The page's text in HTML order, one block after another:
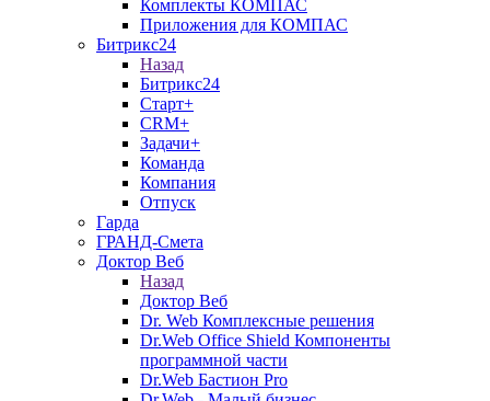
Комплекты КОМПАС
Приложения для КОМПАС
Битрикс24
Назад
Битрикс24
Старт+
CRM+
Задачи+
Команда
Компания
Отпуск
Гарда
ГРАНД-Смета
Доктор Веб
Назад
Доктор Веб
Dr. Web Комплексные решения
Dr.Web Office Shield Компоненты
программной части
Dr.Web Бастион Pro